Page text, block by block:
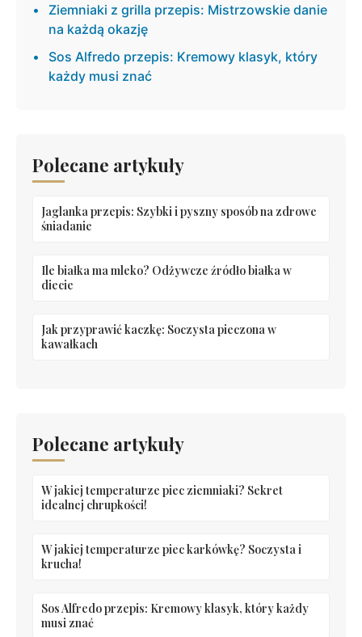
Ziemniaki z grilla przepis: Mistrzowskie danie
na każdą okazję
Sos Alfredo przepis: Kremowy klasyk, który
każdy musi znać
Polecane artykuły
Jaglanka przepis: Szybki i pyszny sposób na zdrowe
śniadanie
Ile białka ma mleko? Odżywcze źródło białka w
diecie
Jak przyprawić kaczkę: Soczysta pieczona w
kawałkach
Polecane artykuły
W jakiej temperaturze piec ziemniaki? Sekret
idealnej chrupkości!
W jakiej temperaturze piec karkówkę? Soczysta i
krucha!
Sos Alfredo przepis: Kremowy klasyk, który każdy
musi znać